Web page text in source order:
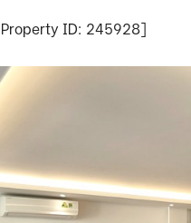
ID: 245928]